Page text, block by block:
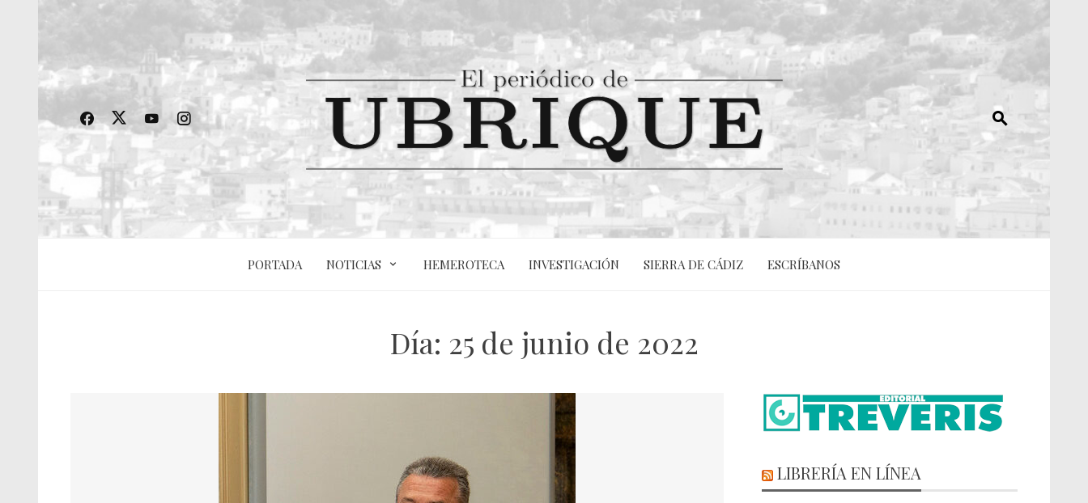
PORTADA NOTICIAS HEMEROTECA INVESTIGACIÓN SIERRA DE CÁDIZ ESCRÍBANOS
Día: 25 de junio de 2022
LIBRERÍA EN LÍNEA